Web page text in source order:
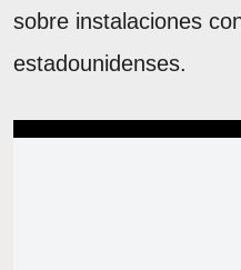
sobre instalaciones
estadounidenses.